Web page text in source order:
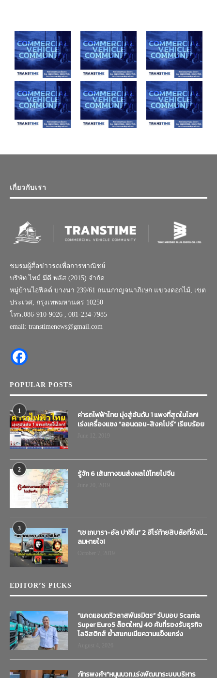
เกี่ยวกับเรา
ชมรมผู้สื่อข่าวรถเพื่อการพาณิชย์
บริษัท ไทม์ มีดี พลัส (2015) จำกัด
หมู่บ้านไอฟีลด์ บางนา 239/61 ถนนกาญจนาภิเษก แขวงดอกไม้, เขต
ประเวศ, กรุงเทพมหานคร 10250
โทร.086-910-9026 , 081-234-7985
email: transtimenews@gmail.com
POPULAR POSTS
1
ค่ารถไฟฟ้าไทย มุ่งสู่อันดับ 1 แพงที่สุดในโลก!
เร่งเครื่องแซง “ลอนดอน-สิงคโปร์” เรียบร้อย
2 รู้จัก 6 เส้นทางขนส่งผลไม้ไทยไปจีน
3
“เช เกบารา-อัล ปาชิโน” 2 ฮีโร่ท้ายสิบล้อที่ยังมี…
ลมหายใจ!
EDITOR’S PICKS
“แคดแอนดริวลาสพันธมิตร” รับมอบ Scania
Super Euro5 ล็อตใหญ่ 40 คันที่รองรับธุรกิจ
โลจิสติกส์ ย้ำสแกนเนียความแข็งแกร่ง
ภัทรพงศ์ฯ”หนุนบวท.เร่งพัฒนาระบบบริหาร